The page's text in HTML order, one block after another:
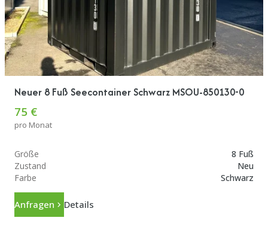
Neuer 8 Fuß Seecontainer Schwarz MSOU-850130-0
75 €
pro Monat
Größe
8 Fuß
Zustand
Neu
Farbe
Schwarz
Anfragen Details